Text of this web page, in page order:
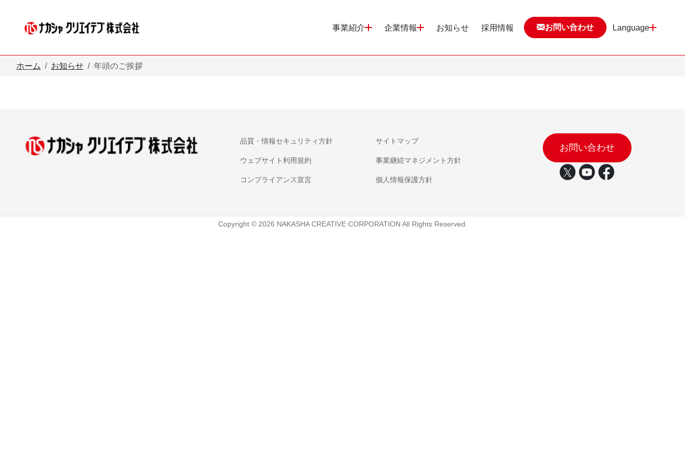
事業紹介 企業情報 お知らせ 採用情報 お問い合わせ Language
ホーム お知らせ 年頭のご挨拶
品質・情報セキュリティ方針 サイトマップ
ウェブサイト利用規約 事業継続マネジメント方針
コンプライアンス宣言 個人情報保護方針
お問い合わせ
Copyright © 2026 NAKASHA CREATIVE CORPORATION All Rights Reserved.